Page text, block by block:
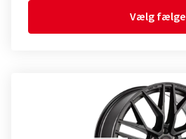
Vælg fælge